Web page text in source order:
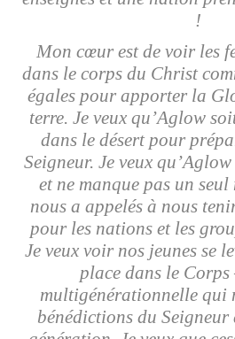
!
Mon cœur est de voir les
dans le corps du Christ
égales pour apporter la
terre. Je veux qu’Aglow
dans le désert pour
Seigneur. Je veux
et ne manque pas un
nous a appelés à nous
pour les nations et les
Je veux voir nos jeunes se
place dans le Corps
multigénérationnelle qui
bénédictions du Seigneur